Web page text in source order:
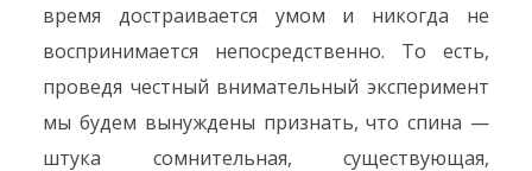
время достраивается умом и никогда не
воспринимается непосредственно. То есть,
проведя честный внимательный эксперимент
мы будем вынуждены признать, что спина —
штука сомнительная, существующая,